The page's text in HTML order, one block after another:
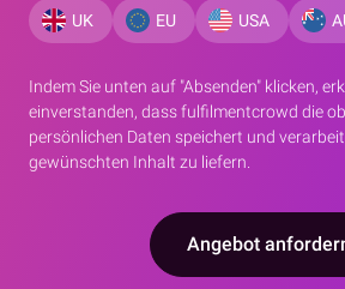
UK EU USA
Indem Sie unten auf "Absenden" klicken,
einverstanden, dass fulfilmentcrowd die
persönlichen Daten speichert und
gewünschten Inhalt zu liefern.